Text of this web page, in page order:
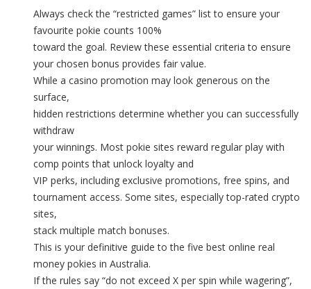
Always check the “restricted games” list to ensure your
favourite pokie counts 100%
toward the goal. Review these essential criteria to ensure
your chosen bonus provides fair value.
While a casino promotion may look generous on the
surface,
hidden restrictions determine whether you can successfully
withdraw
your winnings. Most pokie sites reward regular play with
comp points that unlock loyalty and
VIP perks, including exclusive promotions, free spins, and
tournament access. Some sites, especially top-rated crypto
sites,
stack multiple match bonuses.
This is your definitive guide to the five best online real
money pokies in Australia.
If the rules say “do not exceed X per spin while wagering”,